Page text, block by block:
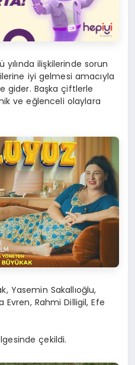
yılında ilişkilerinde sorun
iyi gelmesi amacıyla
gider. Başka çiftlerle
ve eğlenceli olaylara
Yasemin Sakallıoğlu,
Evren, Rahmi Dilligil, Efe
çekildi.